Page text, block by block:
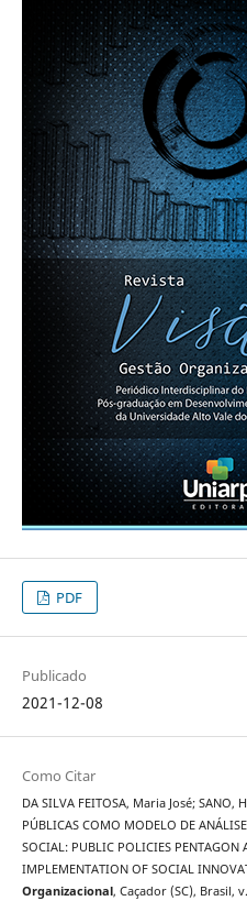
PDF
Publicado
2021-12-08
Como Citar
DA SILVA FEITOSA, Maria José; SANO,
PÚBLICAS COMO MODELO DE
SOCIAL: PUBLIC POLICIES PENTAGON
IMPLEMENTATION OF SOCIAL
Organizacional, Caçador (SC), Brasil,